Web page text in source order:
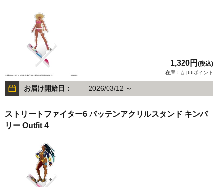
1,320円 (税込)
在庫：△ |66ポイント
お届け開始日： 2026/03/12 ～
ストリートファイター6 バッテンアクリルスタンド キンバ
リー Outfit 4